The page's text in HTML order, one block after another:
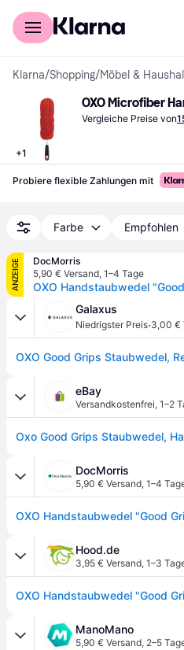
Für Shopper
Klarna/Shopping/Möbel &
+1
OXO Microfiber
Vergleiche Preise von
Probiere flexible Zahlungen mit
Farbe Empfohlen
ANZEIGE
DocMorris
5,90 € Versand, 1–4 Tage
OXO Handstaubwedel
Galaxus
Niedrigster Preis·3,00 €
eBay
Versandkostenfrei, 1–2
DocMorris
5,90 € Versand, 1–4
OXO Handstaubwedel "Good
Hood.de
3,95 € Versand, 1–3
OXO Handstaubwedel "Good
ManoMano
5,90 € Versand, 2–5